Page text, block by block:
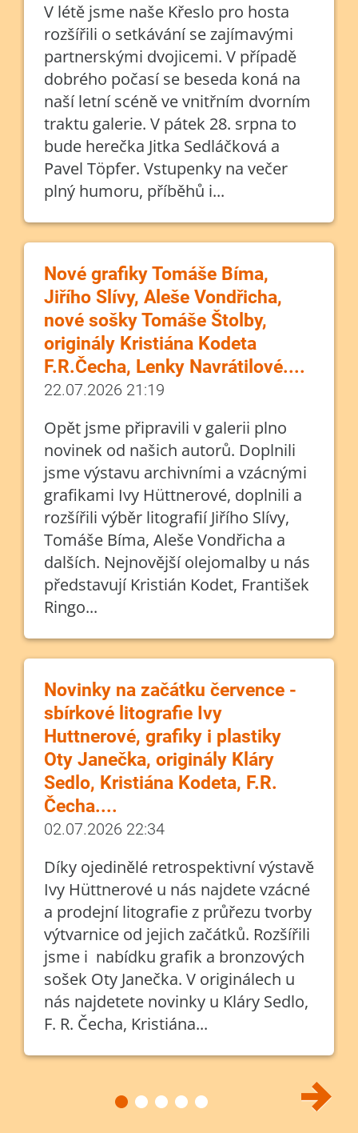
V létě jsme naše Křeslo pro hosta
rozšířili o setkávání se zajímavými
partnerskými dvojicemi. V případě
dobrého počasí se beseda koná na
naší letní scéně ve vnitřním dvorním
traktu galerie. V pátek 28. srpna to
bude herečka Jitka Sedláčková a
Pavel Töpfer. Vstupenky na večer
plný humoru, příběhů i...
Nové grafiky Tomáše Bíma,
Jiřího Slívy, Aleše Vondřicha,
nové sošky Tomáše Štolby,
originály Kristiána Kodeta
F.R.Čecha, Lenky Navrátilové....
22.07.2026 21:19
Opět jsme připravili v galerii plno
novinek od našich autorů. Doplnili
jsme výstavu archivními a vzácnými
grafikami Ivy Hüttnerové, doplnili a
rozšířili výběr litografií Jiřího Slívy,
Tomáše Bíma, Aleše Vondřicha a
dalších. Nejnovější olejomalby u nás
představují Kristián Kodet, František
Ringo...
Novinky na začátku července -
sbírkové litografie Ivy
Huttnerové, grafiky i plastiky
Oty Janečka, originály Kláry
Sedlo, Kristiána Kodeta, F.R.
Čecha....
02.07.2026 22:34
Díky ojedinělé retrospektivní výstavě
Ivy Hüttnerové u nás najdete vzácné
a prodejní litografie z průřezu tvorby
výtvarnice od jejich začátků. Rozšířili
jsme i nabídku grafik a bronzových
sošek Oty Janečka. V originálech u
nás najdetete novinky u Kláry Sedlo,
F. R. Čecha, Kristiána...